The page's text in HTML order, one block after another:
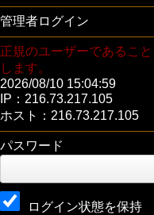
管理者ログイン
正規のユーザーであるこ
します。
2026/08/10 15:04:59
IP：216.73.217.105
ホスト：216.73.217.105
パスワード
ログイン状態を保持